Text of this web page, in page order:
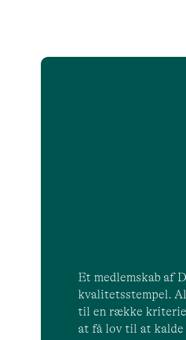
Et medlemskab af
kvalitetsstempel.
til en række
at få lov til at kalde